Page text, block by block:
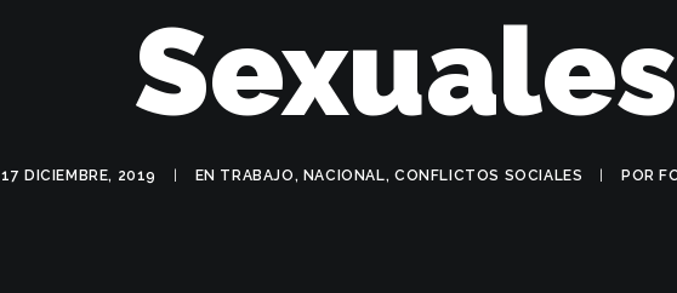
Sexuales
17 DICIEMBRE, 2019 EN TRABAJO, NACIONAL, CONFLICTOS SOCIALES POR